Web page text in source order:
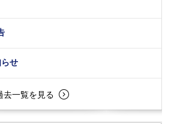
せ
去一覧を見る